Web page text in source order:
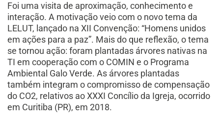
Foi uma visita de aproximação, conhecimento e
interação. A motivação veio com o novo tema da
LELUT, lançado na XII Convenção: “Homens unidos
em ações para a paz”. Mais do que reflexão, o tema
se tornou ação: foram plantadas árvores nativas na
TI em cooperação com o COMIN e o Programa
Ambiental Galo Verde. As árvores plantadas
também integram o compromisso de compensação
do CO2, relativos ao XXXI Concílio da Igreja, ocorrido
em Curitiba (PR), em 2018.